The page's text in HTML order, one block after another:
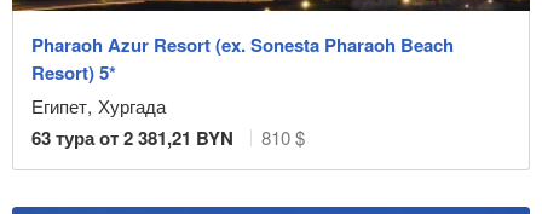
Pharaoh Azur Resort (ex. Sonesta Pharaoh Beach
Resort) 5*
Египет, Хургада
63тура от2 381,21 BYN 810 $